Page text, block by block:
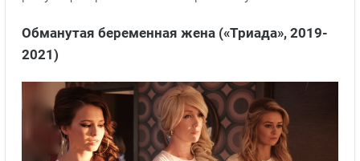
Обманутая беременная жена («Триада», 2019-
2021)